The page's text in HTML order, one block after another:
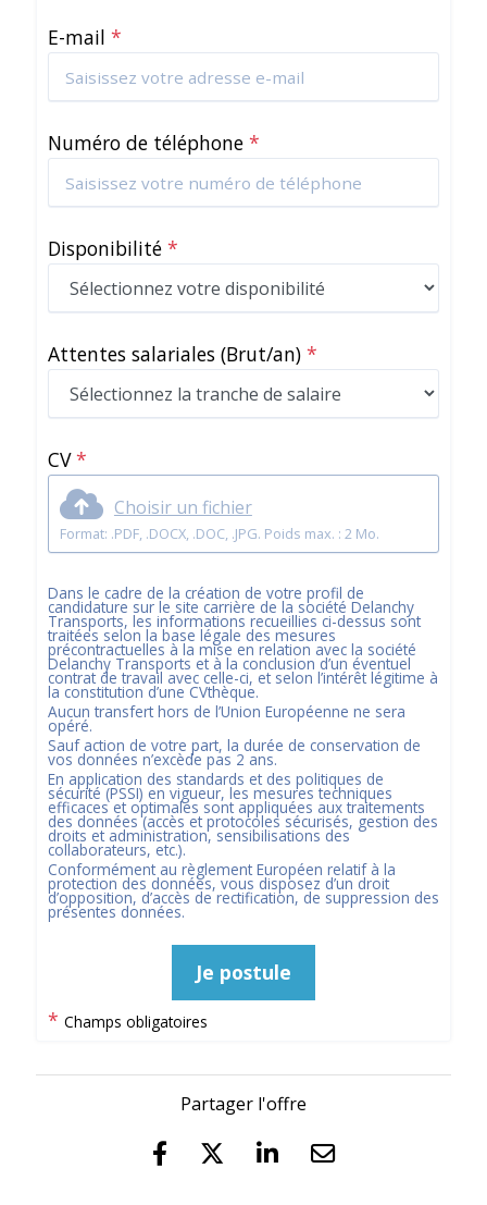
E-mail *
Numéro de téléphone *
Disponibilité *
Attentes salariales (Brut/an) *
CV*
Choisir un fichier
Format: .PDF, .DOCX, .DOC, .JPG. Poids max. : 2 Mo.
Dans le cadre de la création de votre profil de
candidature sur le site carrière de la société Delanchy
Transports, les informations recueillies ci-dessus sont
traitées selon la base légale des mesures
précontractuelles à la mise en relation avec la société
Delanchy Transports et à la conclusion d’un éventuel
contrat de travail avec celle-ci, et selon l’intérêt légitime à
la constitution d’une CVthèque.
Aucun transfert hors de l’Union Européenne ne sera
opéré.
Sauf action de votre part, la durée de conservation de
vos données n’excède pas 2 ans.
En application des standards et des politiques de
sécurité (PSSI) en vigueur, les mesures techniques
efficaces et optimales sont appliquées aux traitements
des données (accès et protocoles sécurisés, gestion des
droits et administration, sensibilisations des
collaborateurs, etc.).
Conformément au règlement Européen relatif à la
protection des données, vous disposez d’un droit
d’opposition, d’accès de rectification, de suppression des
présentes données.
Je postule
* Champs obligatoires
Partager l'offre